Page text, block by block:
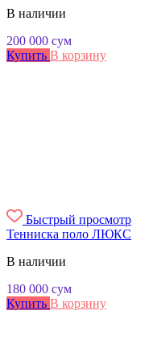
В наличии
200 000 сум
Купить В корзину
Быстрый просмотр
Тенниска поло ЛЮКС
В наличии
180 000 сум
Купить В корзину